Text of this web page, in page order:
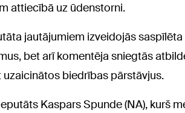
attiecībā uz ūdenstorni.
jautājumiem izveidojās
bet arī komentēja sniegtās
biedrības pārstāvjus.
Kaspars Spunde (NA), kurš